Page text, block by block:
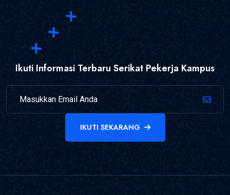
Ikuti Informasi Terbaru Serikat Pekerja Kampus
IKUTI SEKARANG